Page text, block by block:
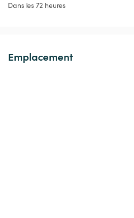
Dans les 72 heures
Emplacement